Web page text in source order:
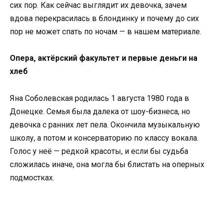
сих пор. Как сейчас выглядит их девочка, зачем
вдова перекрасилась в блондинку и почему до сих
пор не может спать по ночам — в нашем материале.
Опера, актёрский факультет и первые деньги на
хлеб
Яна Соболевская родилась 1 августа 1980 года в
Донецке. Семья была далека от шоу-бизнеса, но
девочка с ранних лет пела. Окончила музыкальную
школу, а потом и консерваторию по классу вокала.
Голос у неё — редкой красоты, и если бы судьба
сложилась иначе, она могла бы блистать на оперных
подмостках.